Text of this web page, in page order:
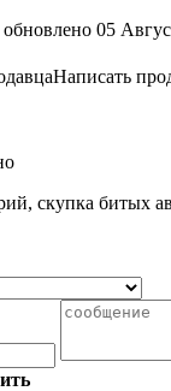
обновлено 05
Написать
скупка битых